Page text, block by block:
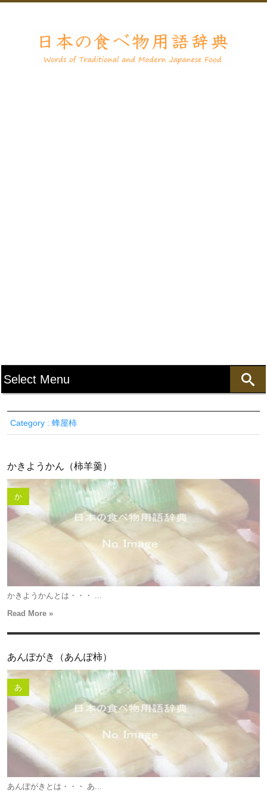
Category : 蜂屋柿
かきようかん（柿羊羹）
か
かきようかんとは・・・ ...
Read More »
あんぽがき（あんぽ柿）
あ
あんぽがきとは・・・ あ...